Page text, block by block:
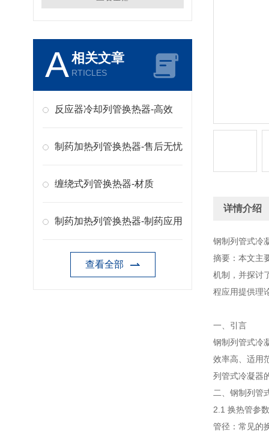
A相关文章
RTICLES
反应器冷却列管换热器-高效
制药加热列管换热器-售后无忧
缠绕式列管换热器-材质
制药加热列管换热器-制药应用
查看全部
详情介绍
钢制列管式冷
摘要：本文主
机制，并探讨
程应用提供理
一、引言
钢制列管式冷
效率高、适用
列管式冷凝器
二、钢制列管
2.1 换热管参数
管径：常见的